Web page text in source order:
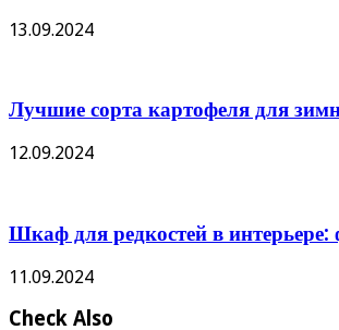
13.09.2024
Лучшие сорта картофеля для
12.09.2024
Шкаф для редкостей в интерьере:
11.09.2024
Check Also